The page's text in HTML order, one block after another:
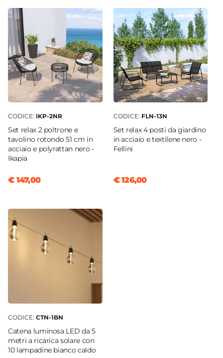
CODICE: IKP-2NR
Set relax 2 poltrone e
tavolino rotondo 51 cm in
acciaio e polyrattan nero -
Ikapia
€ 147,00
CODICE: FLN-13N
Set relax 4 posti da giardino
in acciaio e textilene nero -
Fellini
€ 126,00
CODICE: CTN-1BN
Catena luminosa LED da 5
metri a ricarica solare con
10 lampadine bianco caldo